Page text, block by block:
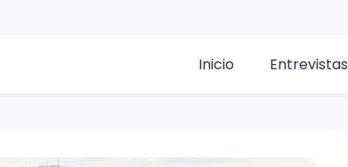
Inicio Entrevistas